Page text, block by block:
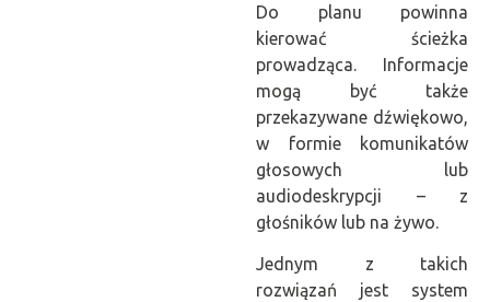
Do planu powinna
kierować ścieżka
prowadząca. Informacje
mogą być także
przekazywane dźwiękowo,
w formie komunikatów
głosowych lub
audiodeskrypcji – z
głośników lub na żywo.
Jednym z takich
rozwiązań jest system